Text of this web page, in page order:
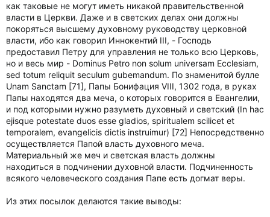
как таковые не могут иметь никакой правительственной
власти в Церкви. Даже и в светских делах они должны
покоряться высшему духовному руководству церковной
власти, ибо как говорил Иннокентий III, - Господь
предоставил Петру для управления не только всю Церковь,
но и весь мир - Dominus Petro non solum universam Ecclesiam,
sed totum reliquit seculum gubemandum. По знаменитой булле
Unam Sanctam [71], Папы Бонифация VIII, 1302 года, в руках
Папы находятся два меча, о которых говорится в Евангелии,
и под которыми нужно разуметь духовный и светский (In hac
ejisque potestate duos esse gladios, spiritualem scilicet et
temporalem, evangelicis dictis instruimur) [72] Непосредственно
осуществляется Папой власть духовного меча.
Материальный же меч и светская власть должны
находиться в подчинении духовной власти. Подчиненность
всякого человеческого создания Папе есть догмат веры.
Из этих посылок делаются такие выводы: